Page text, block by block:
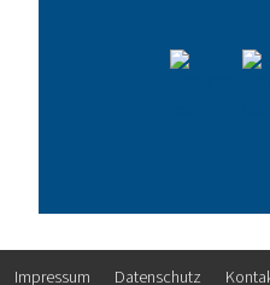
Impressum Datenschutz